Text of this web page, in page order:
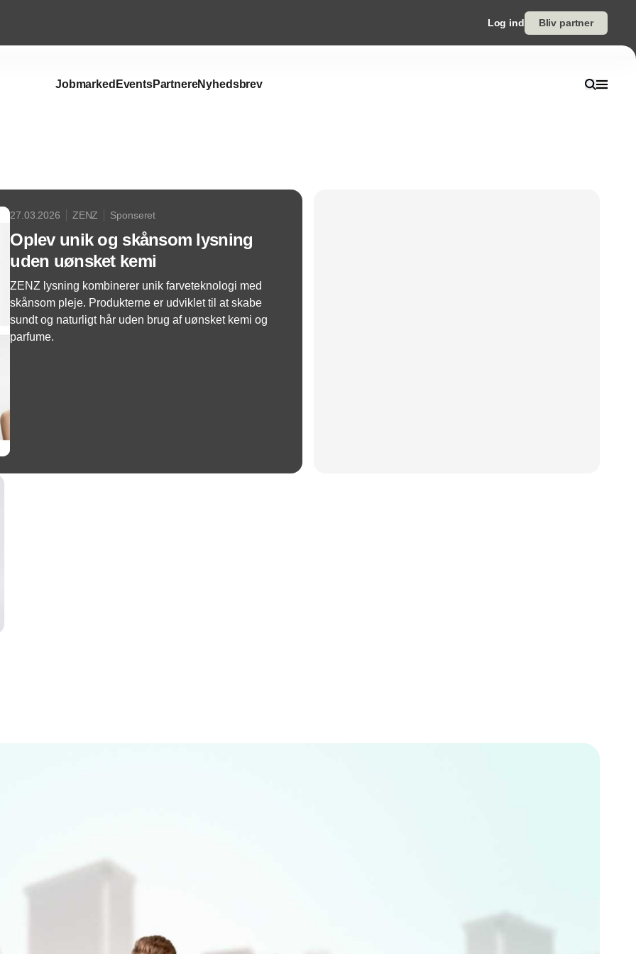
Log ind Bliv partner
Jobmarked EventsPartnereNyhedsbrev
27.03.2026 ZENZ Sponseret
Oplev unik og skånsom lysning
uden uønsket kemi
ZENZ lysning kombinerer unik farveteknologi med
skånsom pleje. Produkterne er udviklet til at skabe
sundt og naturligt hår uden brug af uønsket kemi og
parfume.